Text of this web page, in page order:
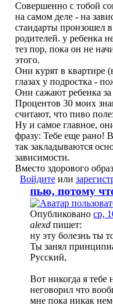
Совершенно с тобой
на самом деле - на
стандарты произошел
родителей. у ребенка
тез пор, пока он не
этого.
Они курят в квартире
глазах у подростка -
Они сажают ребенка
Процентов 30 моих
считают, что пиво
Ну и самое главное,
фразу: Тебе еще рано!
так закладываются
зависимости.
Вместо здорового
Войдите или
пью, потому
Опубликовано ср,
alexd пишет:
ну эту болезнь ты
Ты занял
Русский,
Вот никогда я тебе
неговорил что
мне пока никак